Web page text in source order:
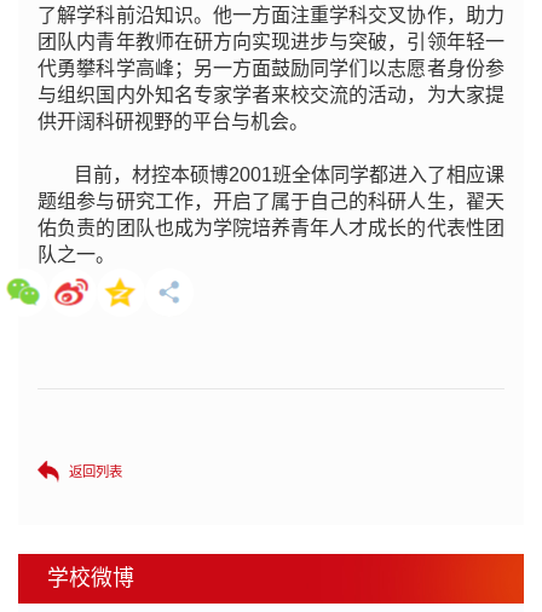
了解学科前沿知识。他一方面注重学科交叉协作，助力
团队内青年教师在研方向实现进步与突破，引领年轻一
代勇攀科学高峰；另一方面鼓励同学们以志愿者身份参
与组织国内外知名专家学者来校交流的活动，为大家提
供开阔科研视野的平台与机会。
目前， 材控本硕博2001班全体同学都进入了相应课
题组参与研究工作，开启了属于自己的科研人生，翟天
佑负责的团队也成为学院培养青年人才成长的代表性团
队之一。
返回列表
学校微博